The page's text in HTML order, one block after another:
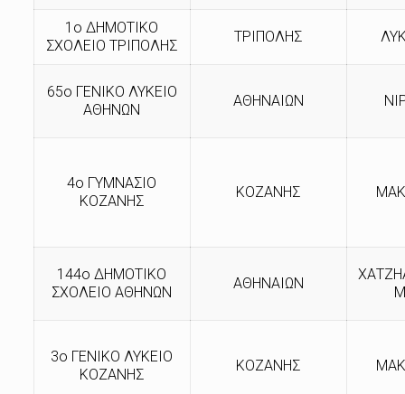
1ο ΔΗΜΟΤΙΚΟ
ΣΧΟΛΕΙΟ ΤΡΙΠΟΛΗΣ
ΤΡΙΠΟΛΗΣ
65ο ΓΕΝΙΚΟ ΛΥΚΕΙΟ
ΑΘΗΝΩΝ
ΑΘΗΝΑΙΩΝ
4ο ΓΥΜΝΑΣΙΟ
ΚΟΖΑΝΗΣ
ΚΟΖΑΝΗΣ
144ο ΔΗΜΟΤΙΚΟ
ΣΧΟΛΕΙΟ ΑΘΗΝΩΝ
ΑΘΗΝΑΙΩΝ
3ο ΓΕΝΙΚΟ ΛΥΚΕΙΟ
ΚΟΖΑΝΗΣ
ΚΟΖΑΝΗΣ